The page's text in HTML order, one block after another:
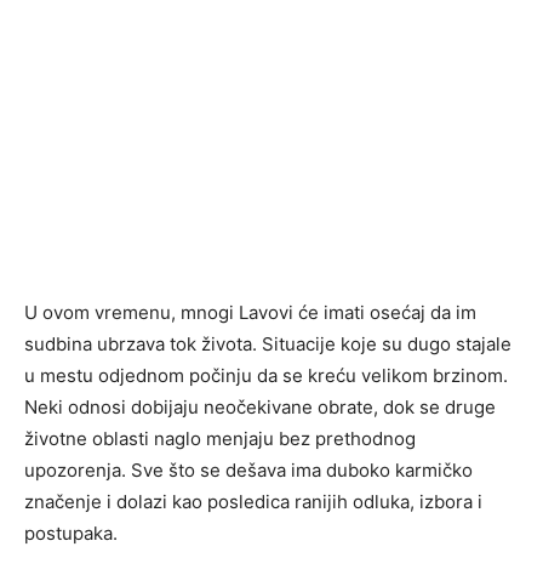
U ovom vremenu, mnogi Lavovi će imati osećaj da im
sudbina ubrzava tok života. Situacije koje su dugo stajale
u mestu odjednom počinju da se kreću velikom brzinom.
Neki odnosi dobijaju neočekivane obrate, dok se druge
životne oblasti naglo menjaju bez prethodnog
upozorenja. Sve što se dešava ima duboko karmičko
značenje i dolazi kao posledica ranijih odluka, izbora i
postupaka.